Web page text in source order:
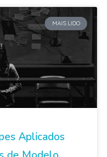
MAIS LIDO
Aplicados